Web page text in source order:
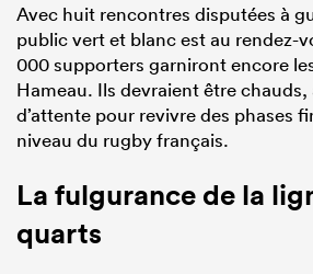
Avec huit rencontres disputées à
public vert et blanc est au rendez-
000 supporters garniront encore
Hameau. Ils devraient être chauds,
d’attente pour revivre des phases
niveau du rugby français.
La fulgurance de la
quarts